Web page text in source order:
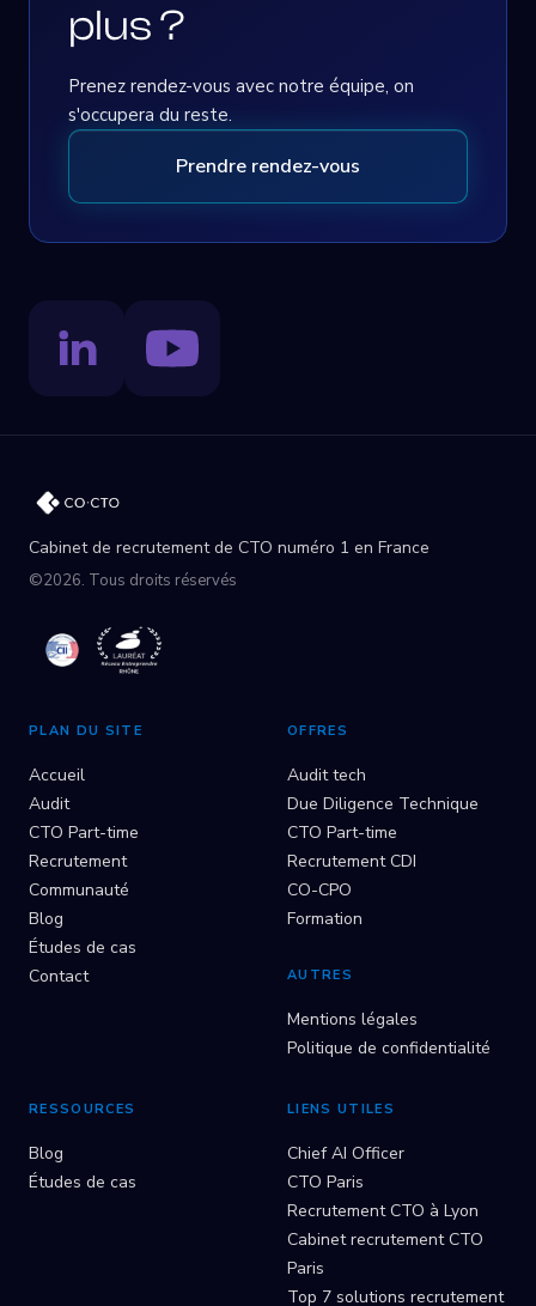
plus ?
Prenez rendez-vous avec notre équipe, on
s'occupera du reste.
Prendre rendez-vous
Cabinet de recrutement de CTO numéro 1 en France
©2026. Tous droits réservés
PLAN DU SITE
Accueil
Audit
CTO Part-time
Recrutement
Communauté
Blog
Études de cas
Contact
OFFRES
Audit tech
Due Diligence Technique
CTO Part-time
Recrutement CDI
CO-CPO
Formation
AUTRES
Mentions légales
Politique de confidentialité
RESSOURCES
Blog
Études de cas
LIENS UTILES
Chief AI Officer
CTO Paris
Recrutement CTO à Lyon
Cabinet recrutement CTO
Paris
Top 7 solutions recrutement